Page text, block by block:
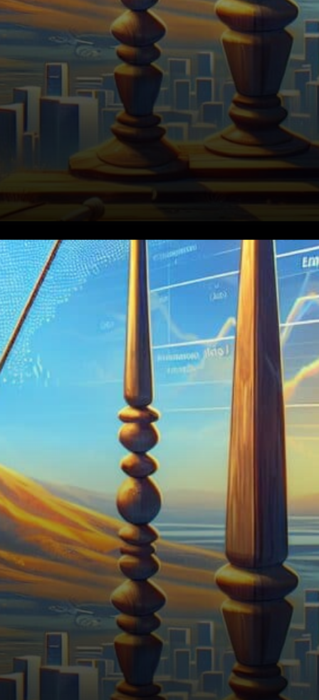
Bitcoin est resté au-dessus de
90 000 dollars vendredi après
que les dernières données du
marché du travail américain